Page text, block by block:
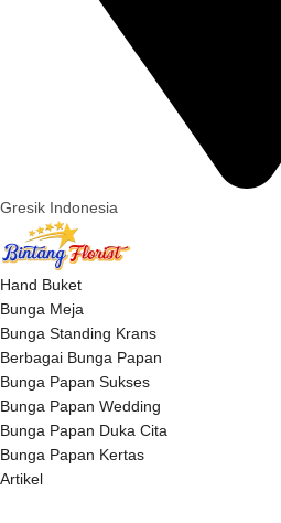
Gresik Indonesia
Hand Buket
Bunga Meja
Bunga Standing Krans
Berbagai Bunga Papan
Bunga Papan Sukses
Bunga Papan Wedding
Bunga Papan Duka Cita
Bunga Papan Kertas
Artikel